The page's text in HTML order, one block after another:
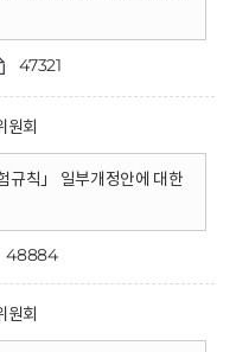
47321
원회
규칙」 일부개정안에 대한
48884
원회